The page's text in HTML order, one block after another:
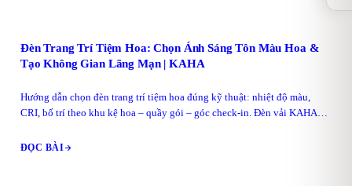
Đèn Trang Trí Tiệm Hoa: Chọn Ánh Sáng Tôn Màu Hoa &
Tạo Không Gian Lãng Mạn | KAHA
Hướng dẫn chọn đèn trang trí tiệm hoa đúng kỹ thuật: nhiệt độ màu,
CRI, bố trí theo khu kệ hoa – quầy gói – góc check-in. Đèn vải KAHA
ĐỌC BÀI